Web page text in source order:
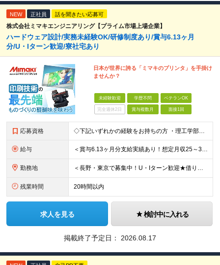
NEW 正社員 話を聞きたい応募可
株式会社ミマキエンジニアリング【プライム市場上場企業】
ハードウェア設計/実務未経験OK/研修制度あり/賞与6.13ヶ月
分/U・Iターン歓迎/寮社宅あり
日本が世界に誇る「ミマキのプリンタ」を手掛け
ませんか？
未経験歓迎 学歴不問 ベテランOK
完全週休2日 賞与複数月 面接1回
応募資格 ◇下記いずれかの経験をお持ちの方 ・理工学部出身の方（理学系・機械系・電気系） ・デジタル、アナログ回路の設計経験者 ・FPGAの設計経験者 ・モータ、センサ選定などのハーネス設計経験者 ・電機評価、
給与 ＜賞与6.13ヶ月分支給実績あり！想定月収25～33万円、想定年収460～700万＞ 月給：21万3000円～+各種手当 ＜修士号を取得している方＞ 月給：23万6500円～+各種手当 ※経験・ス
勤務地 ＜長野・東京で募集中！U・Iターン歓迎★借り上げ社宅制度あり！＞ ■本社 住所：長野県東御市滋野乙2182-3 ★マイカー通勤OK！駐車場あり ■東京支社 住所：東京都品川区北品川5-9-41 T
残業時間 20時間以内
求人を見る 検討中に入れる
掲載終了予定日： 2026.08.17